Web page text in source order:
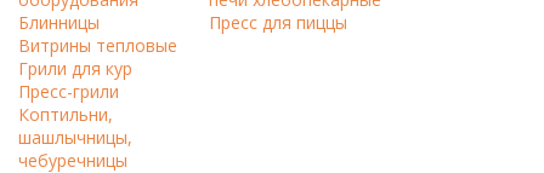
Блинницы
Витрины тепловые
Грили для кур
Пресс-грили
Коптильни,
шашлычницы,
чебуречницы
Пресс для пиццы